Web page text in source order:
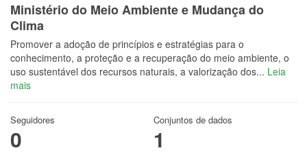
Ministério do Meio Ambiente e Mudança do
Clima
Promover a adoção de princípios e estratégias para o
conhecimento, a proteção e a recuperação do meio ambiente, o
uso sustentável dos recursos naturais, a valorização dos... Leia
mais
Seguidores
0
Conjuntos de dados
1